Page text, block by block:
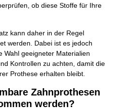
ob diese Stoffe für Ihre
kann daher in der Regel
werden. Dabei ist es jedoch
Wahl geeigneter Materialien
Kontrollen zu achten, damit die
Prothese erhalten bleibt.
Zahnprothesen
werden?
Sie uns!